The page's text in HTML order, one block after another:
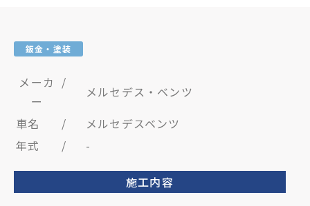
鈑金・塗装
メーカ
ー
/
メルセデス・ベンツ
車名
/
メルセデスベンツ
年式
/ -
施工内容